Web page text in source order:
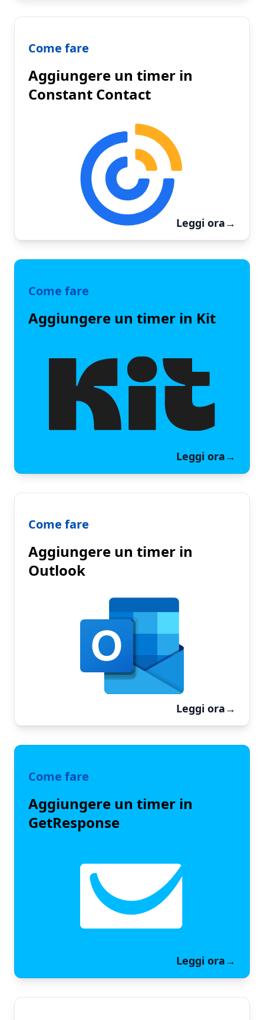
Come fare
Aggiungere un timer in
Constant Contact
Leggi ora→
Come fare
Aggiungere un timer in Kit
Leggi ora→
Come fare
Aggiungere un timer in
Outlook
Leggi ora→
Come fare
Aggiungere un timer in
GetResponse
Leggi ora→